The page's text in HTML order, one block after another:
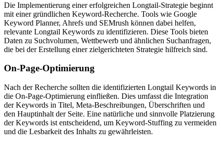
Die Implementierung einer erfolgreichen Longtail-Strategie beginnt
mit einer gründlichen Keyword-Recherche. Tools wie Google
Keyword Planner, Ahrefs und SEMrush können dabei helfen,
relevante Longtail Keywords zu identifizieren. Diese Tools bieten
Daten zu Suchvolumen, Wettbewerb und ähnlichen Suchanfragen,
die bei der Erstellung einer zielgerichteten Strategie hilfreich sind.
On-Page-Optimierung
Nach der Recherche sollten die identifizierten Longtail Keywords in
die On-Page-Optimierung einfließen. Dies umfasst die Integration
der Keywords in Titel, Meta-Beschreibungen, Überschriften und
den Hauptinhalt der Seite. Eine natürliche und sinnvolle Platzierung
der Keywords ist entscheidend, um Keyword-Stuffing zu vermeiden
und die Lesbarkeit des Inhalts zu gewährleisten.